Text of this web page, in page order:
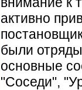
активно
были
основные
"Соседи",